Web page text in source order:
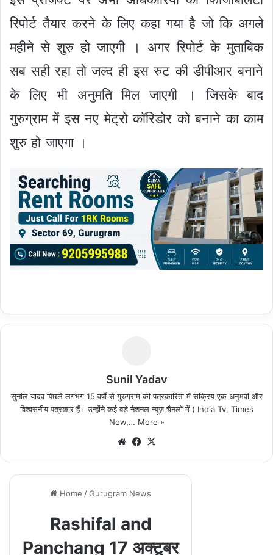
रिपोर्ट तैयार करने के लिए कहा गया है जो कि अगले
महीने से शुरु हो जाएगी । अगर रिपोर्ट के मुताबिक
सब सही रहा तो जल्द ही इस रुट की डीपीआर बनाने
के लिए भी अनुमति मिल जाएगी । जिसके बाद
गुरुग्राम में इस नए मेट्रो कॉरिडोर को बनाने का काम
शुरु हो जाएगा ।
Sunil Yadav
सुनील यादव पिछले लगभग 15 वर्षों से गुरुग्राम की पत्रकारिता में सक्रिय एक अनुभवी और
विश्वसनीय पत्रकार हैं। उन्होंने कई बड़े नेशनल न्यूज़ चैनलों में ( India Tv, Times
Now,… More »
We Fa